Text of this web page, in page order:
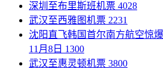
深圳至布里斯班机票 4028
武汉至西雅图机票 2231
沈阳直飞韩国首尔南方航空惊
11月8日 1300
武汉至惠灵顿机票 3800